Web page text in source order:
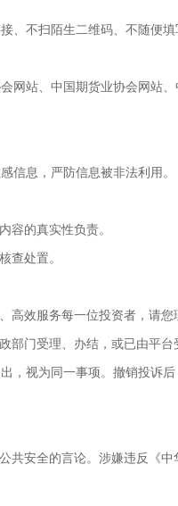
不扫陌生二维码、不随便
网站、中国期货业协会网
信息，严防信息被非法利用。
容的真实性负责。
查处置。
高效服务每一位投资者，请您
门受理、办结，或已由平
视为同一事项。撤销投诉
安全的言论。涉嫌违反《